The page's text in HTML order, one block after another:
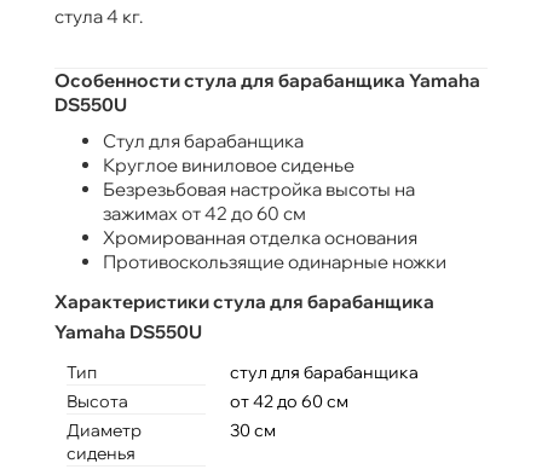
стула 4 кг.
Особенности стула для барабанщика Yamaha
DS550U
Стул для барабанщика
Круглое виниловое сиденье
Безрезьбовая настройка высоты на
зажимах от 42 до 60 см
Хромированная отделка основания
Противоскользящие одинарные ножки
Характеристики стула для барабанщика
Yamaha DS550U
Тип
стул для барабанщика
Высота
от 42 до 60 см
Диаметр
сиденья
30 см